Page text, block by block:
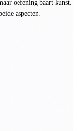
oefening baart kunst.
aspecten.